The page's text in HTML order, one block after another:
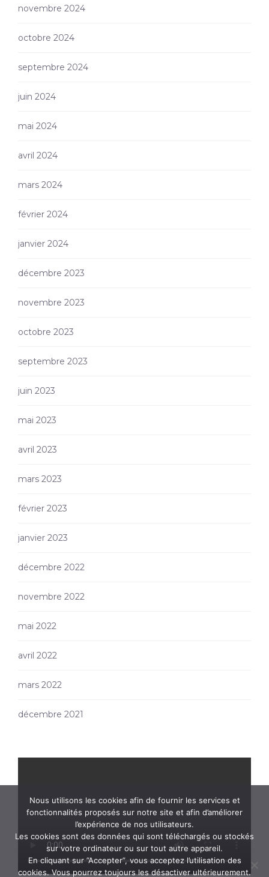
novembre 2024
octobre 2024
septembre 2024
juin 2024
mai 2024
avril 2024
mars 2024
février 2024
janvier 2024
décembre 2023
novembre 2023
octobre 2023
septembre 2023
juin 2023
mai 2023
avril 2023
mars 2023
février 2023
janvier 2023
décembre 2022
novembre 2022
mai 2022
avril 2022
mars 2022
décembre 2021
Nous utilisons les cookies afin de fournir les services et
fonctionnalités proposés sur notre site et afin d’améliorer
l’expérience de nos utilisateurs.
Les cookies sont des données qui sont téléchargés ou stockés
sur votre ordinateur ou sur tout autre appareil.
En cliquant sur ”Accepter”, vous acceptez l’utilisation des
cookies. Vous pourrez toujours les désactiver ultérieurement.